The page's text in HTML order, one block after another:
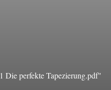
perfekte Tapezierung.pdf"